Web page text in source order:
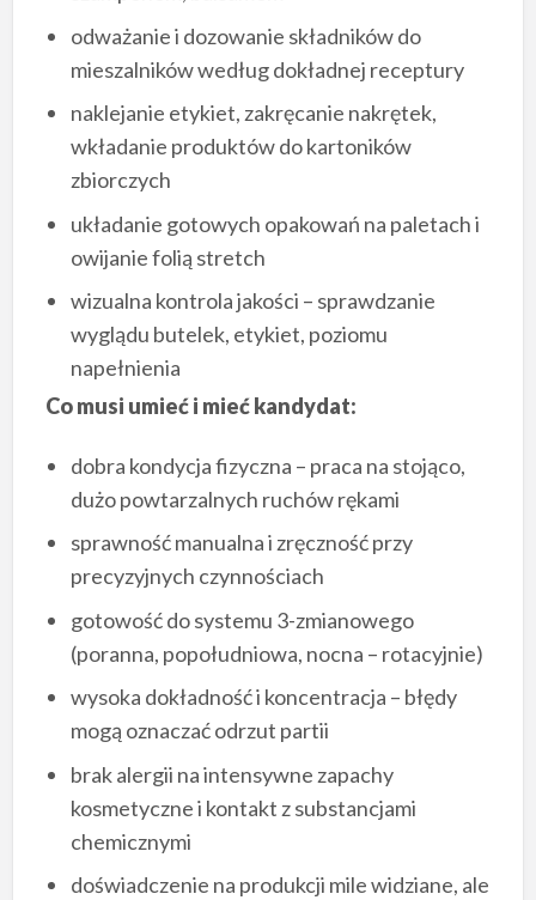
odważanie i dozowanie składników do
mieszalników według dokładnej receptury
naklejanie etykiet, zakręcanie nakrętek,
wkładanie produktów do kartoników
zbiorczych
układanie gotowych opakowań na paletach i
owijanie folią stretch
wizualna kontrola jakości – sprawdzanie
wyglądu butelek, etykiet, poziomu
napełnienia
Co musi umieć i mieć kandydat:
dobra kondycja fizyczna – praca na stojąco,
dużo powtarzalnych ruchów rękami
sprawność manualna i zręczność przy
precyzyjnych czynnościach
gotowość do systemu 3-zmianowego
(poranna, popołudniowa, nocna – rotacyjnie)
wysoka dokładność i koncentracja – błędy
mogą oznaczać odrzut partii
brak alergii na intensywne zapachy
kosmetyczne i kontakt z substancjami
chemicznymi
doświadczenie na produkcji mile widziane, ale